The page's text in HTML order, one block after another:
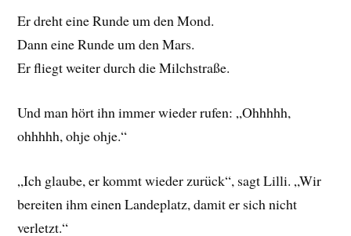
Er dreht eine Runde um den Mond.
Dann eine Runde um den Mars.
Er fliegt weiter durch die Milchstraße.
Und man hört ihn immer wieder rufen: „Ohhhhh,
ohhhhh, ohje ohje.“
„Ich glaube, er kommt wieder zurück“, sagt Lilli. „Wir
bereiten ihm einen Landeplatz, damit er sich nicht
verletzt.“